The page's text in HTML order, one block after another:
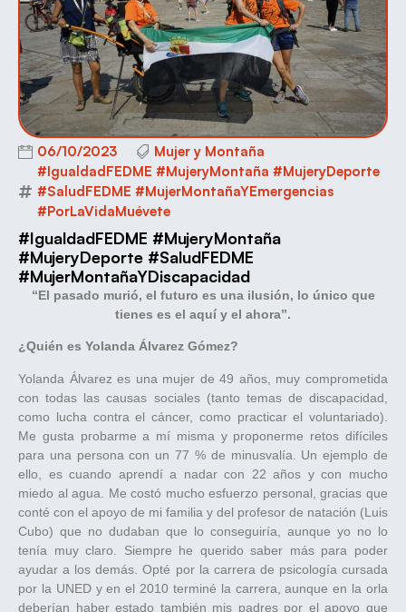
06/10/2023
Mujer y Montaña
#IgualdadFEDME #MujeryMontaña #MujeryDeporte
#SaludFEDME #MujerMontañaYEmergencias
#PorLaVidaMuévete
#IgualdadFEDME #MujeryMontaña
#MujeryDeporte #SaludFEDME
#MujerMontañaYDiscapacidad
“El pasado murió, el futuro es una ilusión, lo único que
tienes es el aquí y el ahora”.
¿Quién es Yolanda Álvarez Gómez?
Yolanda Álvarez es una mujer de 49 años, muy comprometida
con todas las causas sociales (tanto temas de discapacidad,
como lucha contra el cáncer, como practicar el voluntariado).
Me gusta probarme a mí misma y proponerme retos difíciles
para una persona con un 77 % de minusvalía. Un ejemplo de
ello, es cuando aprendí a nadar con 22 años y con mucho
miedo al agua. Me costó mucho esfuerzo personal, gracias que
conté con el apoyo de mi familia y del profesor de natación (Luis
Cubo) que no dudaban que lo conseguiría, aunque yo no lo
tenía muy claro. Siempre he querido saber más para poder
ayudar a los demás. Opté por la carrera de psicología cursada
por la UNED y en el 2010 terminé la carrera, aunque en la orla
deberían haber estado también mis padres por el apoyo que